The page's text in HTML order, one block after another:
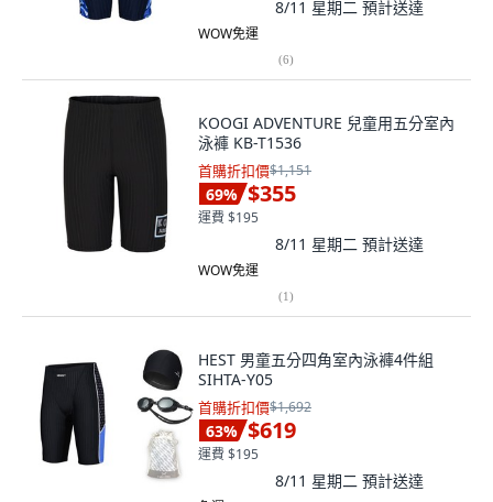
8/11 星期二 預計送達
WOW免運
(6)
KOOGI ADVENTURE 兒童用五分室內
泳褲 KB-T1536
首購折扣價$1,151
69% $355
運費 $195
8/11 星期二 預計送達
WOW免運
(1)
HEST 男童五分四角室內泳褲4件組
SIHTA-Y05
首購折扣價$1,692
63% $619
運費 $195
8/11 星期二 預計送達